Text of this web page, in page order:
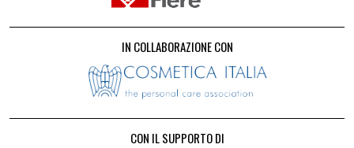
IN COLLABORAZIONE CON
CON IL SUPPORTO DI